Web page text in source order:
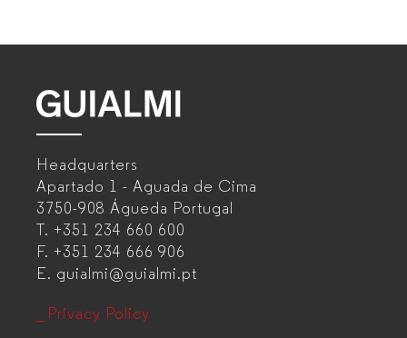
Headquarters
Apartado 1 - Aguada de Cima
3750-908 Águeda Portugal
T. +351 234 660 600
F. +351 234 666 906
E. guialmi@guialmi.pt
Privacy Policy